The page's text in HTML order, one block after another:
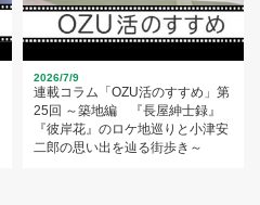
2026/7/9
連載コラム「OZU活のすすめ」第
25回 ～築地編 『長屋紳士録』
『彼岸花』のロケ地巡りと小津安
二郎の思い出を辿る街歩き～